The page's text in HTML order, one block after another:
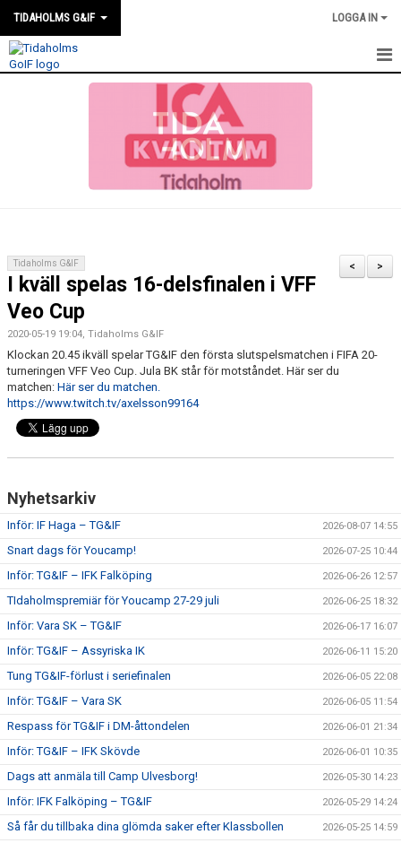
TIDAHOLMS G&IF LOGGA IN
FÖRENINGEN
SOUVENIRER
GAMLA GIFFS TORSDAGSTRÄFFAR
MATCHER
CUPER ARBETSBESKRIVNING
>
<
Tidaholms G&IF
I kväll spelas 16-delsfinalen i VFF
Veo Cup
2020-05-19 19:04, Tidaholms G&IF
Klockan 20.45 ikväll spelar TG&IF den första slutspelsmatchen i FIFA 20-
turneringen VFF Veo Cup. Jula BK står för motståndet. Här ser du
matchen: Här ser du matchen.
https://www.twitch.tv/axelsson99164
Nyhetsarkiv
Inför: IF Haga – TG&IF 2026-08-07 14:55
Snart dags för Youcamp! 2026-07-25 10:44
Inför: TG&IF – IFK Falköping 2026-06-26 12:57
TIdaholmspremiär för Youcamp 27-29 juli 2026-06-25 18:32
Inför: Vara SK – TG&IF 2026-06-17 16:07
Inför: TG&IF – Assyriska IK 2026-06-11 15:20
Tung TG&IF-förlust i seriefinalen 2026-06-05 22:08
Inför: TG&IF – Vara SK 2026-06-05 11:54
Respass för TG&IF i DM-åttondelen 2026-06-01 21:34
Inför: TG&IF – IFK Skövde 2026-06-01 10:35
Dags att anmäla till Camp Ulvesborg! 2026-05-30 14:23
Inför: IFK Falköping – TG&IF 2026-05-29 14:24
Så får du tillbaka dina glömda saker efter Klassbollen 2026-05-25 14:59